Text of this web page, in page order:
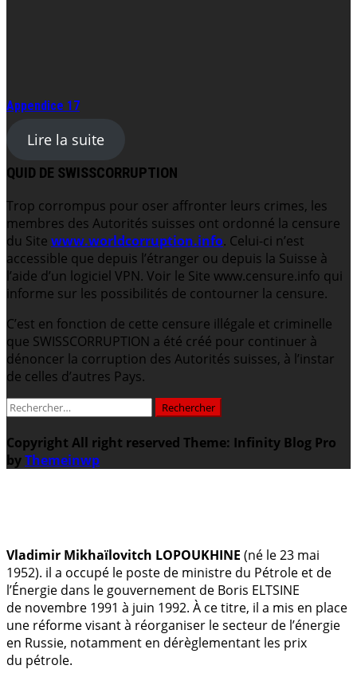
Appendice 17
Lire la suite
QUID DE SWISSCORRUPTION
Trop corrompus pour oser affronter leurs crimes, les
membres des Autorités suisses ont ordonné la censure
du Site www.worldcorruption.info. Celui-ci n’est
accessible que depuis l’étranger ou depuis la Suisse à
l’aide d’un logiciel VPN. Voir le Site www.censure.info qui
informe sur les possibilités de contourner la censure.
C’est en fonction de cette censure illégale et criminelle
que SWISSCORRUPTION a été créé pour continuer à
dénoncer la corruption des Autorités suisses, à l’instar
de celles d’autres Pays.
Rechercher :
Copyright All right reserved Theme: Infinity Blog Pro
byThemeinwp
Vladimir Mikhaïlovitch LOPOUKHINE (né le 23 mai
1952). il a occupé le poste de ministre du Pétrole et de
l’Énergie dans le gouvernement de Boris ELTSINE
de novembre 1991 à juin 1992. À ce titre, il a mis en place
une réforme visant à réorganiser le secteur de l’énergie
en Russie, notamment en dérèglementant les prix
du pétrole.